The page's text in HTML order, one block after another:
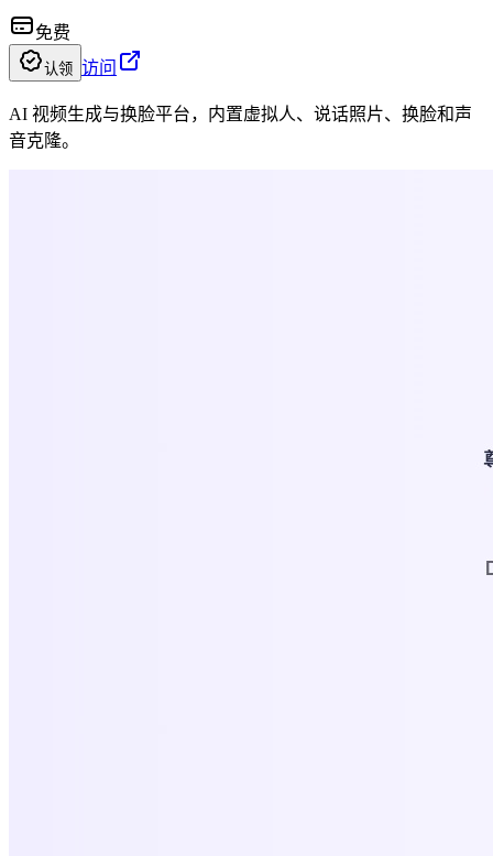
免费
认领 访问
AI 视频生成与换脸平台，内置虚拟人、说话照片、换脸和声
音克隆。